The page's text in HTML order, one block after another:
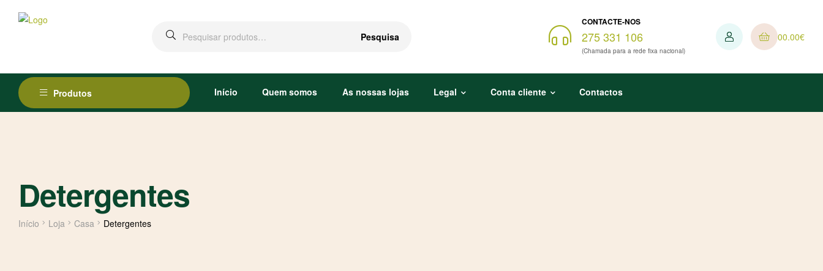
Pesquisa
CONTACTE-NOS
275 331 106
(Chamada para a rede fixa nacional)
00.00€
Produtos Início Quem somos As nossas lojas Legal Conta cliente Contactos
Detergentes
Início Loja Casa Detergentes